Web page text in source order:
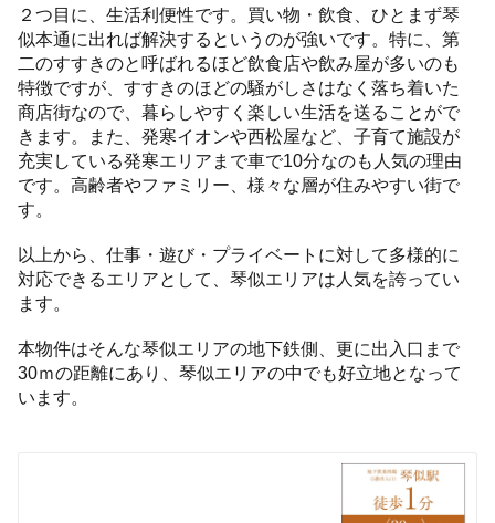
２つ目に、生活利便性です。買い物・飲食、ひとまず琴
似本通に出れば解決するというのが強いです。特に、第
二のすすきのと呼ばれるほど飲食店や飲み屋が多いのも
特徴ですが、すすきのほどの騒がしさはなく落ち着いた
商店街なので、暮らしやすく楽しい生活を送ることがで
きます。また、発寒イオンや西松屋など、子育て施設が
充実している発寒エリアまで車で10分なのも人気の理由
です。高齢者やファミリー、様々な層が住みやすい街で
す。
以上から、仕事・遊び・プライベートに対して多様的に
対応できるエリアとして、琴似エリアは人気を誇ってい
ます。
本物件はそんな琴似エリアの地下鉄側、更に出入口まで
30ｍの距離にあり、琴似エリアの中でも好立地となって
います。